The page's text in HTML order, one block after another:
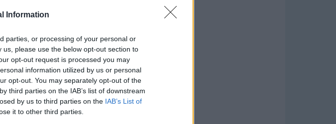
Information
parties, or processing of your personal or
please use the below opt-out section to
opt-out request is processed you may
information utilized by us or personal
opt-out. You may separately opt-out of the
third parties on the IAB’s list of downstream
by us to third parties on the IAB’s List of
it to other third parties.